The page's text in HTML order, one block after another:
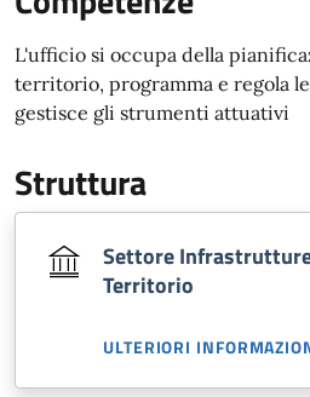
L'ufficio si occupa della
territorio, programma e regola
gestisce gli strumenti attuativi
Struttura
Settore
Territorio
ULTERIORI